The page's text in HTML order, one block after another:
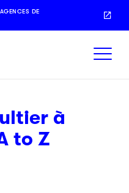
DE
à
to Z